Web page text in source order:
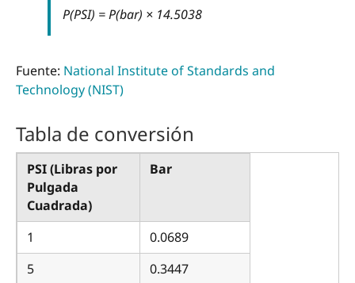
P(PSI) = P(bar) × 14.5038
Fuente: National Institute of Standards and
Technology (NIST)
Tabla de conversión
PSI (Libras por
Pulgada
Cuadrada)
Bar
1
0.0689
5
0.3447